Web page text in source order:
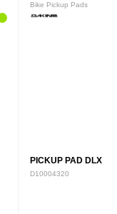
Bike Pickup Pads
PICKUP PAD DLX
D10004320